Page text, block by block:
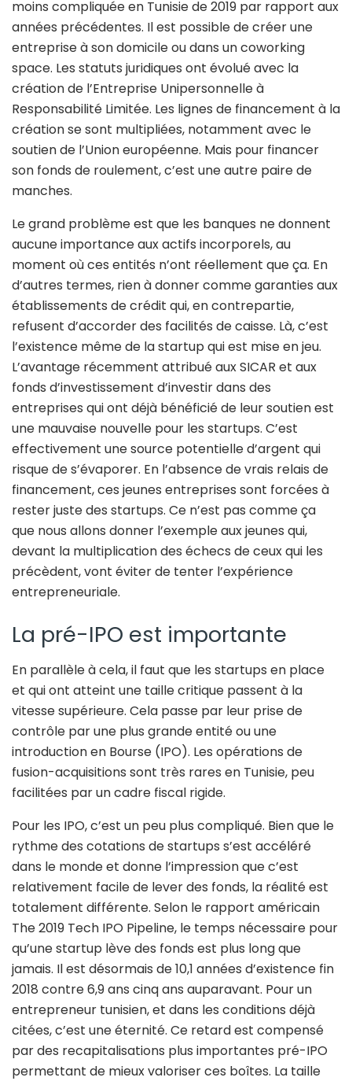
moins compliquée en Tunisie de 2019 par rapport aux
années précédentes. Il est possible de créer une
entreprise à son domicile ou dans un coworking
space. Les statuts juridiques ont évolué avec la
création de l’Entreprise Unipersonnelle à
Responsabilité Limitée. Les lignes de financement à la
création se sont multipliées, notamment avec le
soutien de l’Union européenne. Mais pour financer
son fonds de roulement, c’est une autre paire de
manches.
Le grand problème est que les banques ne donnent
aucune importance aux actifs incorporels, au
moment où ces entités n’ont réellement que ça. En
d’autres termes, rien à donner comme garanties aux
établissements de crédit qui, en contrepartie,
refusent d’accorder des facilités de caisse. Là, c’est
l’existence même de la startup qui est mise en jeu.
L’avantage récemment attribué aux SICAR et aux
fonds d’investissement d’investir dans des
entreprises qui ont déjà bénéficié de leur soutien est
une mauvaise nouvelle pour les startups. C’est
effectivement une source potentielle d’argent qui
risque de s’évaporer. En l’absence de vrais relais de
financement, ces jeunes entreprises sont forcées à
rester juste des startups. Ce n’est pas comme ça
que nous allons donner l’exemple aux jeunes qui,
devant la multiplication des échecs de ceux qui les
précèdent, vont éviter de tenter l’expérience
entrepreneuriale.
La pré-IPO est importante
En parallèle à cela, il faut que les startups en place
et qui ont atteint une taille critique passent à la
vitesse supérieure. Cela passe par leur prise de
contrôle par une plus grande entité ou une
introduction en Bourse (IPO). Les opérations de
fusion-acquisitions sont très rares en Tunisie, peu
facilitées par un cadre fiscal rigide.
Pour les IPO, c’est un peu plus compliqué. Bien que le
rythme des cotations de startups s’est accéléré
dans le monde et donne l’impression que c’est
relativement facile de lever des fonds, la réalité est
totalement différente. Selon le rapport américain
The 2019 Tech IPO Pipeline, le temps nécessaire pour
qu’une startup lève des fonds est plus long que
jamais. Il est désormais de 10,1 années d’existence fin
2018 contre 6,9 ans cinq ans auparavant. Pour un
entrepreneur tunisien, et dans les conditions déjà
citées, c’est une éternité. Ce retard est compensé
par des recapitalisations plus importantes pré-IPO
permettant de mieux valoriser ces boîtes. La taille